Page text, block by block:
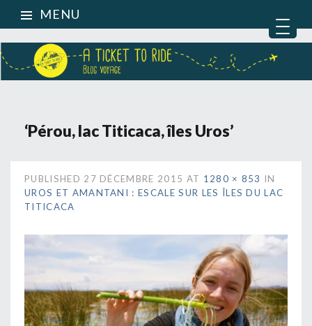
MENU
‘Pérou, lac Titicaca, îles Uros’
PUBLISHED 27 DÉCEMBRE 2015 AT 1280 × 853 IN
UROS ET AMANTANI : ESCALE SUR LES ÎLES DU LAC
TITICACA